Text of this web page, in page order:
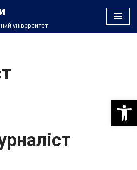
університет